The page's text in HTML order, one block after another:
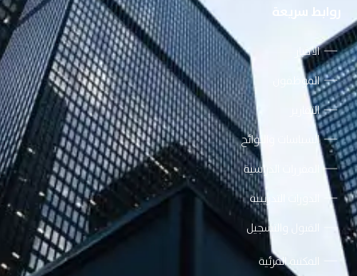
روابط سريعة
الأخبار
الموظفون
التقارير
السياسات واللوائح
المقررات الدراسية
الدورات التدريبية
القبول والتسجيل
المكتبة المرئية